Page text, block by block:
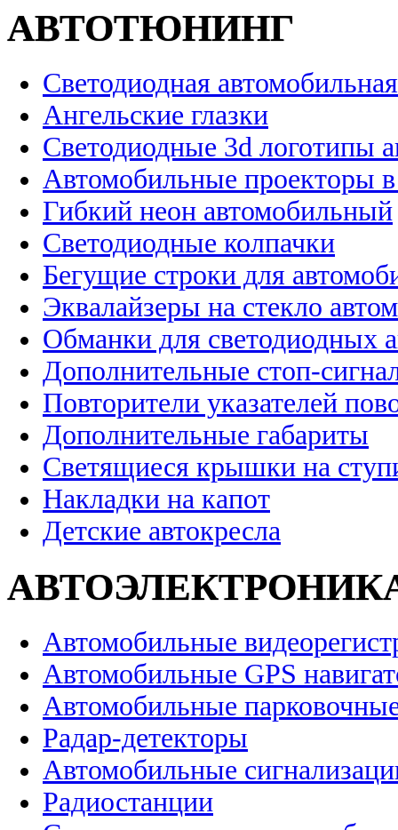
АВТОТЮНИНГ
Светодиодная
Ангельские глазки
Светодиодные 3d логотипы
Автомобильные проекторы
Гибкий неон автомобильный
Светодиодные колпачки
Бегущие строки для
Эквалайзеры на стекло
Обманки для светодиодных
Дополнительные стоп-
Повторители указателей
Дополнительные габариты
Светящиеся крышки на
Накладки на капот
Детские автокресла
Автомобильные
Автомобильные GPS
Автомобильные
Радар-детекторы
Автомобильные
Радиостанции